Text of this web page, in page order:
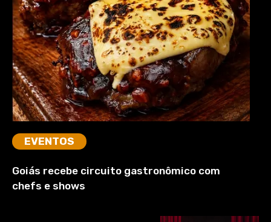
EVENTOS
Goiás recebe circuito gastronômico com
chefs e shows